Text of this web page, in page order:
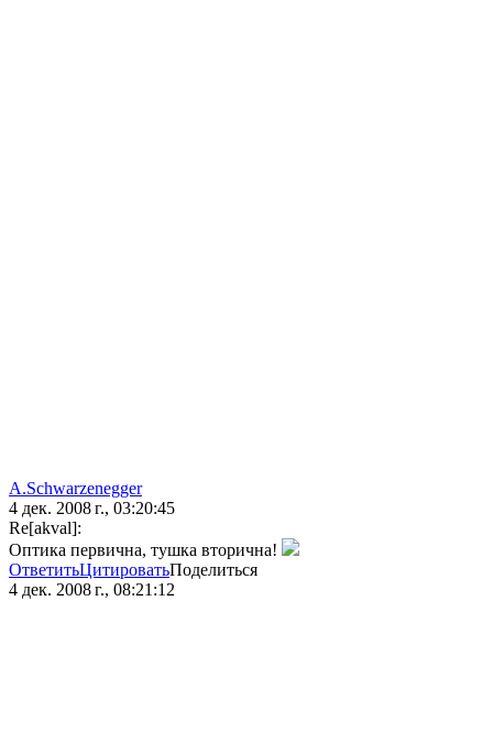
A.Schwarzenegger
4 дек. 2008 г., 03:20:45
Re[akval]:
Оптика первична, тушка вторична!
ОтветитьЦитироватьПоделиться
4 дек. 2008 г., 08:21:12